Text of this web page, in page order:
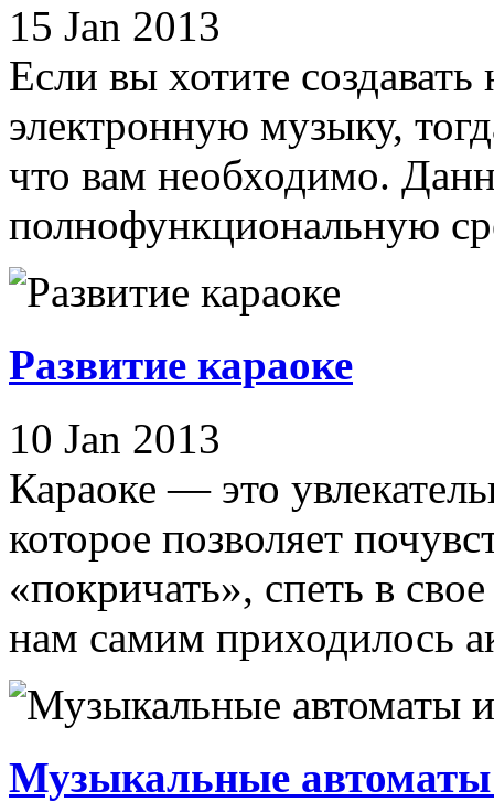
15 Jan 2013
Если вы хотите
электронную музыку,
что вам необходимо.
полнофункциональную
Развитие караоке
10 Jan 2013
Караоке — это
которое позволяет
«покричать», спеть в
нам самим приходилось
Музыкальные